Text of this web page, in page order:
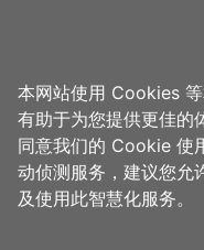
首页 > 想去的地方 > 美食、
黄日香(
家
本网站使用 Cookies
有助于为您提供更佳的
同意我们的 Cookie 使
动侦测服务，建议您允
及使用此智慧化服务。